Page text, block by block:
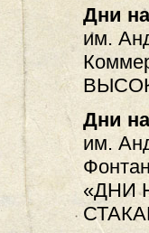
Дни
им.
Дни
им.
«ДНИ